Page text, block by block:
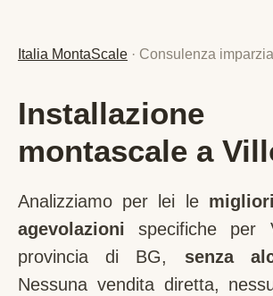
Italia MontaScale · Consulenza
Installazione
montascale a
Analizziamo per lei le
agevolazioni specifiche per
provincia di BG, senza
Nessuna vendita diretta,